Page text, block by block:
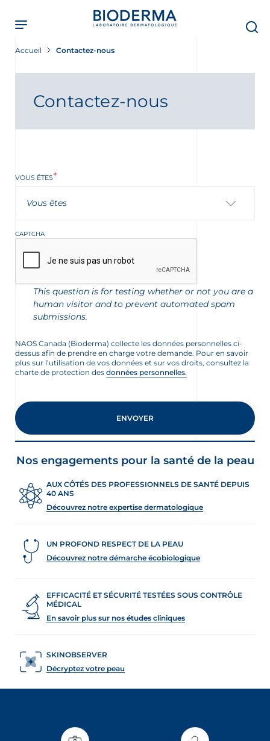
main
content
English
Accueil Contactez-nous
Contactez-nous
VOUS ÊTES
Vous êtes
CAPTCHA
This question is for testing whether or not you are a
human visitor and to prevent automated spam
submissions.
NAOS Canada (Bioderma) collecte les données personnelles ci-
dessus afin de prendre en charge votre demande. Pour en savoir
plus sur l’utilisation de vos données et sur vos droits, consultez la
charte de protection des données personnelles.
Nos engagements pour la santé de la peau
AUX CÔTÉS DES PROFESSIONNELS DE SANTÉ DEPUIS
40 ANS
Découvrez notre expertise dermatologique
UN PROFOND RESPECT DE LA PEAU
Découvrez notre démarche écobiologique
EFFICACITÉ ET SÉCURITÉ TESTÉES SOUS CONTRÔLE
MÉDICAL
En savoir plus sur nos études cliniques
SKINOBSERVER
Décryptez votre peau